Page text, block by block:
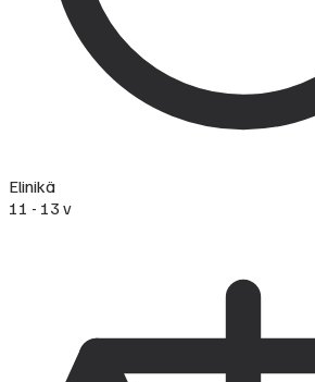
Elinikä
11 - 13 v